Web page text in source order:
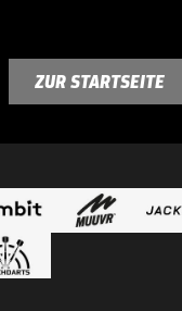
ZUR STARTSEITE